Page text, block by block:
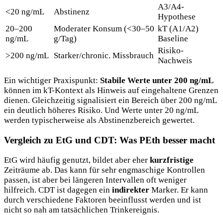
<20 ng/mL
Abstinenz
A3/A4-
Hypothese
20–200
ng/mL
Moderater Konsum (<30–50
g/Tag)
kT (A1/A2)
Baseline
>200 ng/mL Starker/chronic. Missbrauch
Risiko-
Nachweis
Ein wichtiger Praxispunkt: Stabile Werte unter 200 ng/mL
können im kT-Kontext als Hinweis auf eingehaltene Grenzen
dienen. Gleichzeitig signalisiert ein Bereich über 200 ng/mL
ein deutlich höheres Risiko. Und Werte unter 20 ng/mL
werden typischerweise als Abstinenzbereich gewertet.
Vergleich zu EtG und CDT: Was PEth besser macht
EtG wird häufig genutzt, bildet aber eher kurzfristige
Zeiträume ab. Das kann für sehr engmaschige Kontrollen
passen, ist aber bei längeren Intervallen oft weniger
hilfreich. CDT ist dagegen ein indirekter Marker. Er kann
durch verschiedene Faktoren beeinflusst werden und ist
nicht so nah am tatsächlichen Trinkereignis.